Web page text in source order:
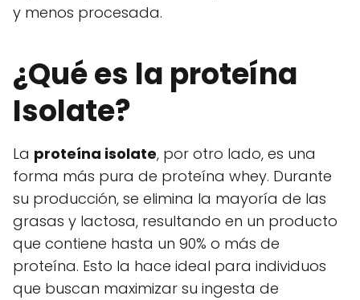
y menos procesada.
¿Qué es la proteína
Isolate?
La proteína isolate, por otro lado, es una
forma más pura de proteína whey. Durante
su producción, se elimina la mayoría de las
grasas y lactosa, resultando en un producto
que contiene hasta un 90% o más de
proteína. Esto la hace ideal para individuos
que buscan maximizar su ingesta de